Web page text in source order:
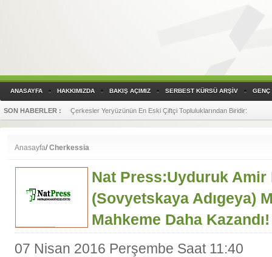
ANASAYFA HAKKIMIZDA BAKIŞ AÇIMIZ SERBEST KÜRSÜ ARŞİV GENÇ
SON HABERLER : Çerkesler Yeryüzünün En Eski Çiftçi Topluluklarından Biridir:
Anasayfa/Cherkessia
Nat Press:Uyduruk Amir
(Sovyetskaya Adıgeya)
Mahkeme Daha Kazandı!
07 Nisan 2016 Perşembe Saat 11:40